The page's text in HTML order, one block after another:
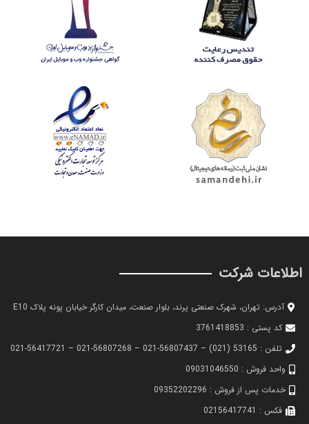
اطلاعات شرکت
آدرس: تهران، شهرک صنعتی پرند، بلوار صنعت، میدان کارگر خیابان پونه پلاک E10
کد پستی : 3761418853
تلفن : 53165 (021) – 56807437-021 – 56807268-021 – 56417721-021
واحد فروش : 09031046550
خدمات پس از فروش : 09352202296
فکس : 02156417741